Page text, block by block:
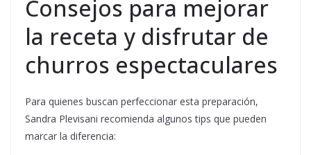
Consejos para mejorar
la receta y disfrutar de
churros espectaculares
Para quienes buscan perfeccionar esta preparación,
Sandra Plevisani recomienda algunos tips que pueden
marcar la diferencia: